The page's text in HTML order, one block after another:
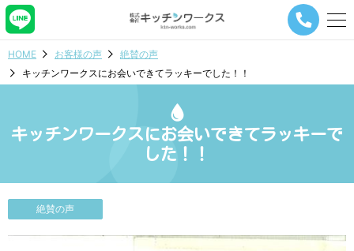
メ
ナ
ー
シ
ボ
HOME お客様の声
絶賛の声
キッチンワークスにお会いできてラッキーでした！！
キッチンワークスにお会いできてラッキーで
した！！
絶賛の声